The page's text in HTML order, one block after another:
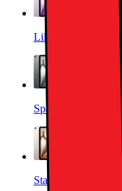
Lila
Space Gray
Starlight